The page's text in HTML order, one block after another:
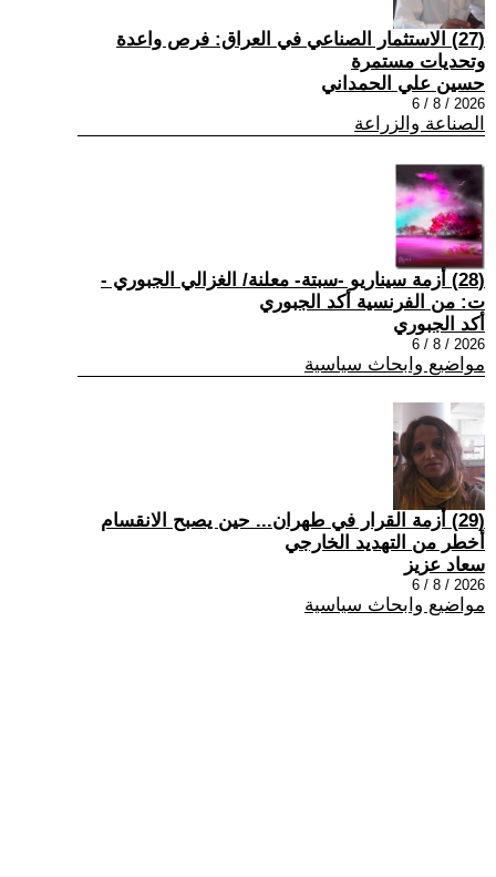
(27) الاستثمار الصناعي في العراق: فرص واعدة
وتحديات مستمرة
حسين علي الحمداني
2026 / 8 / 6
الصناعة والزراعة
(28) أزمة سيناريو -سبتة- معلنة/ الغزالي الجبوري -
ت: من الفرنسية أكد الجبوري
أكد الجبوري
2026 / 8 / 6
مواضيع وابحاث سياسية
(29) أزمة القرار في طهران... حين يصبح الانقسام
أخطر من التهديد الخارجي
سعاد عزيز
2026 / 8 / 6
مواضيع وابحاث سياسية